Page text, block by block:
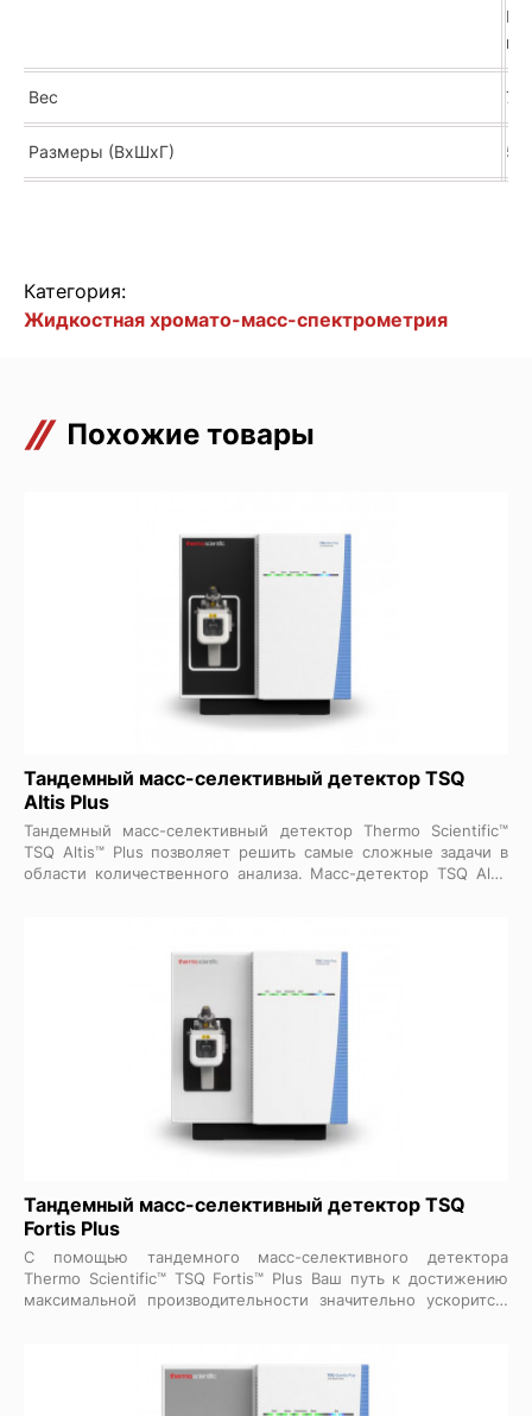
Вес 71
Размеры (ВхШхГ)
Категория:
Жидкостная хромато-масс-спектрометрия
Похожие товары
Тандемный масс-селективный детектор TSQ
Altis Plus
Тандемный масс-селективный детектор Thermo Scientific™
TSQ Altis™ Plus позволяет решить самые сложные задачи в
области количественного анализа. Масс-детектор TSQ Altis
обеспечивает беспрецедентную точность идентификации и
количественного определения соединений в следовых
концентрациях в сложных матрицах, что по-новому
позволяет переопределить предельную производительность
Тандемный масс-селективный детектор TSQ
Fortis Plus
С помощью тандемного масс-селективного детектора
Thermo Scientific™ TSQ Fortis™ Plus Ваш путь к достижению
максимальной производительности значительно ускорится.
обеспечивают новый уровень эффективности и
экономичности при проведении высокопроизводительных
анализов. Простота эксплуатации, интеграция с мощными